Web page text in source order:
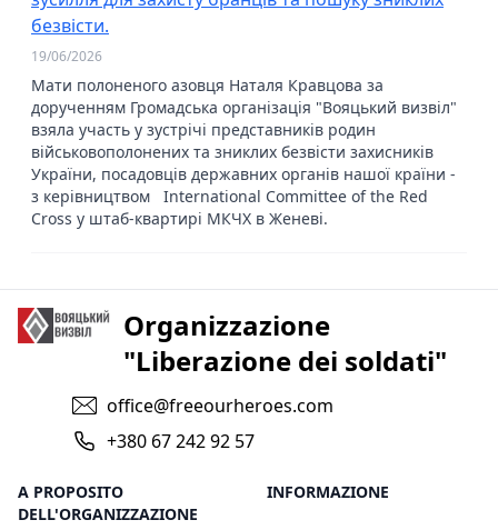
безвісти.
19/06/2026
Мати полоненого азовця Наталя Кравцова за
дорученням Громадська організація "Вояцький визвіл"
взяла участь у зустрічі представників родин
військовополонених та зниклих безвісти захисників
України, посадовців державних органів нашої країни -
з керівництвом International Committee of the Red
Cross у штаб-квартирі МКЧХ в Женеві.
Organizzazione
"Liberazione dei soldati"
office@freeourheroes.com
+380 67 242 92 57
A PROPOSITO
DELL'ORGANIZZAZIONE
INFORMAZIONE